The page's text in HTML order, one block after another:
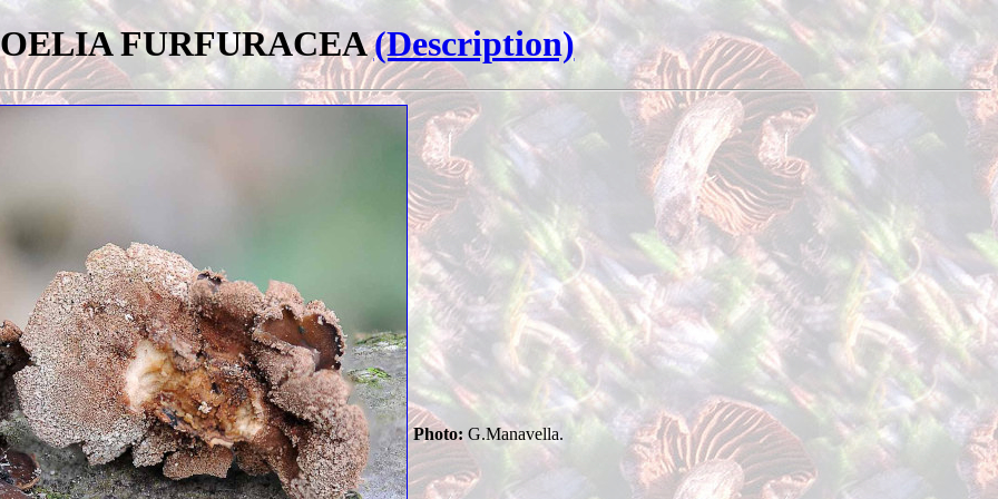
FURFURACEA(Description)
Photo: G.Manavella.